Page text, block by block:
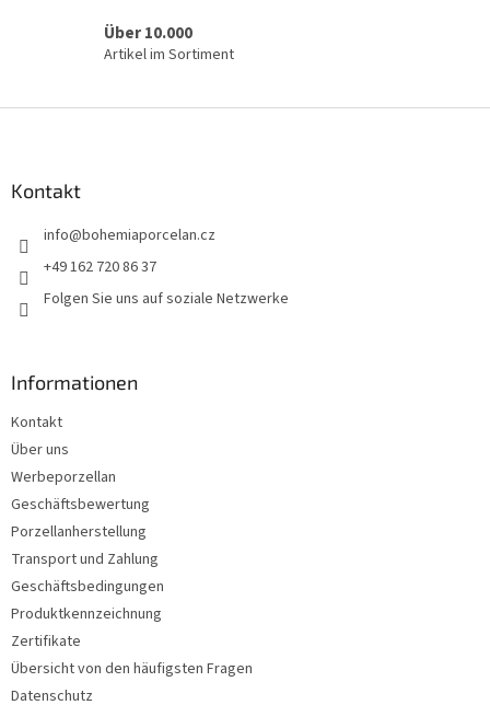
Über 10.000
Artikel im Sortiment
Kontakt
info@bohemiaporcelan.cz
+49 162 720 86 37
Folgen Sie uns auf soziale Netzwerke
Informationen
Kontakt
Über uns
Werbeporzellan
Geschäftsbewertung
Porzellanherstellung
Transport und Zahlung
Geschäftsbedingungen
Produktkennzeichnung
Zertifikate
Übersicht von den häufigsten Fragen
Datenschutz